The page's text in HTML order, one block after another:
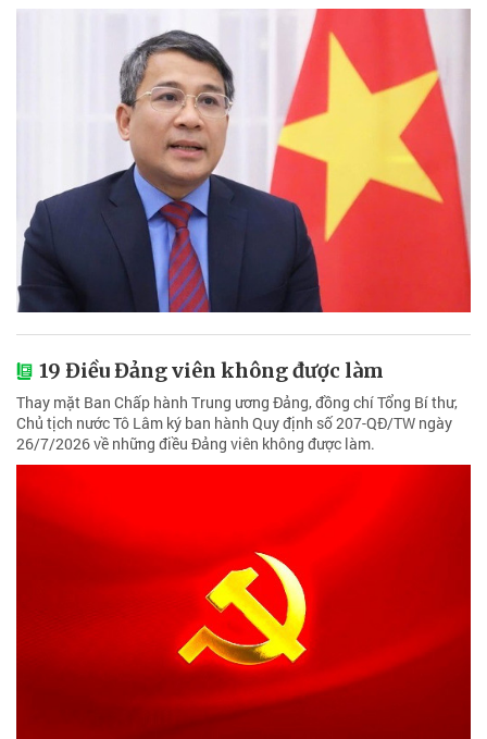
19 Điều Đảng viên không được làm
Thay mặt Ban Chấp hành Trung ương Đảng, đồng chí Tổng Bí thư,
Chủ tịch nước Tô Lâm ký ban hành Quy định số 207-QĐ/TW ngày
26/7/2026 về những điều Đảng viên không được làm.